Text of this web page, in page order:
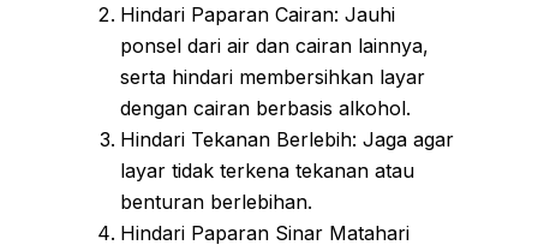
Hindari Paparan Cairan: Jauhi
ponsel dari air dan cairan lainnya,
serta hindari membersihkan layar
dengan cairan berbasis alkohol.
Hindari Tekanan Berlebih: Jaga agar
layar tidak terkena tekanan atau
benturan berlebihan.
Hindari Paparan Sinar Matahari